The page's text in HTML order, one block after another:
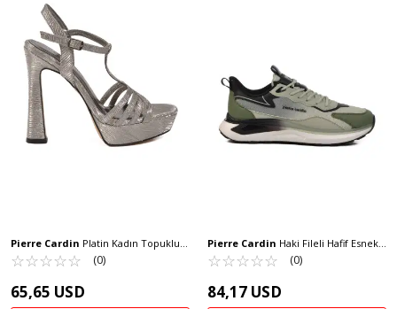
Pierre Cardin Platin Kadın Topuklu
Abiye Ayakkabı PC-54504 Z
☆☆☆☆☆
★★★★★ (0)
65,65 USD
Pierre Cardin
Erkek Spor Ayakkabı PCI-11350 M
☆☆☆☆☆
★★★★★ (0)
84,17 USD